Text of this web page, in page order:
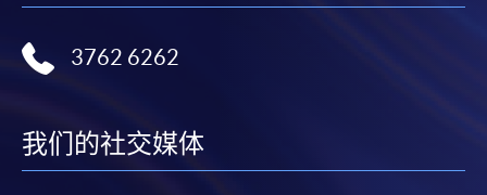
3762 6262
我们的社交媒体